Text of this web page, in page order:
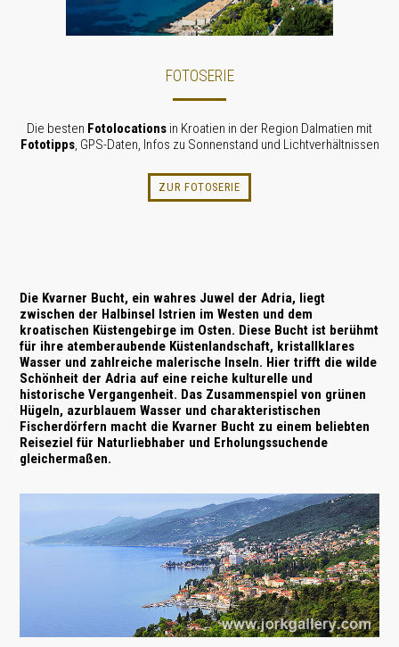
FOTOSERIE
Die besten Fotolocations in Kroatien in der Region Dalmatien mit
Fototipps, GPS-Daten, Infos zu Sonnenstand und Licht­verhält­nissen
ZUR FOTOSERIE
Die Kvarner Bucht, ein wahres Juwel derAdria, liegt
zwischen der Halbinsel Istrien im Westen und dem
kroatischen Küstengebirge im Osten. Diese Bucht ist berühmt
für ihre atemberaubende Küstenlandschaft, kristallklares
Wasser und zahlreiche malerische Inseln. Hier trifft die wilde
Schönheit der Adria auf eine reiche kulturelle und
historische Vergangenheit. Das Zusammenspiel von grünen
Hügeln, azurblauem Wasser und charakteristischen
Fischerdörfern macht die Kvarner Bucht zu einem beliebten
Reiseziel für Naturliebhaber und Erholungssuchende
gleichermaßen.